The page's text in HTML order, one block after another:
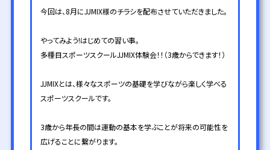
今回は、8月にJJMIX様のチラシを配布させていただきました。
やってみよう!はじめての習い事。
多種目スポーツスクールJJMIX体験会！！（3歳からできます！）
JJMIXとは、様々なスポーツの基礎を学びながら楽しく学べる
スポーツスクールです。
3歳から年長の間は運動の基本を学ぶことが将来の可能性を
広げることに繋がります。